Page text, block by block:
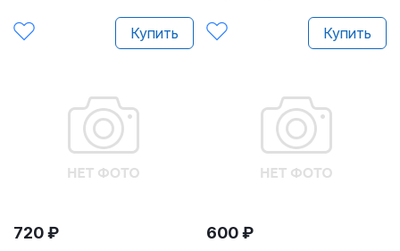
Купить Купить
720₽ 600₽